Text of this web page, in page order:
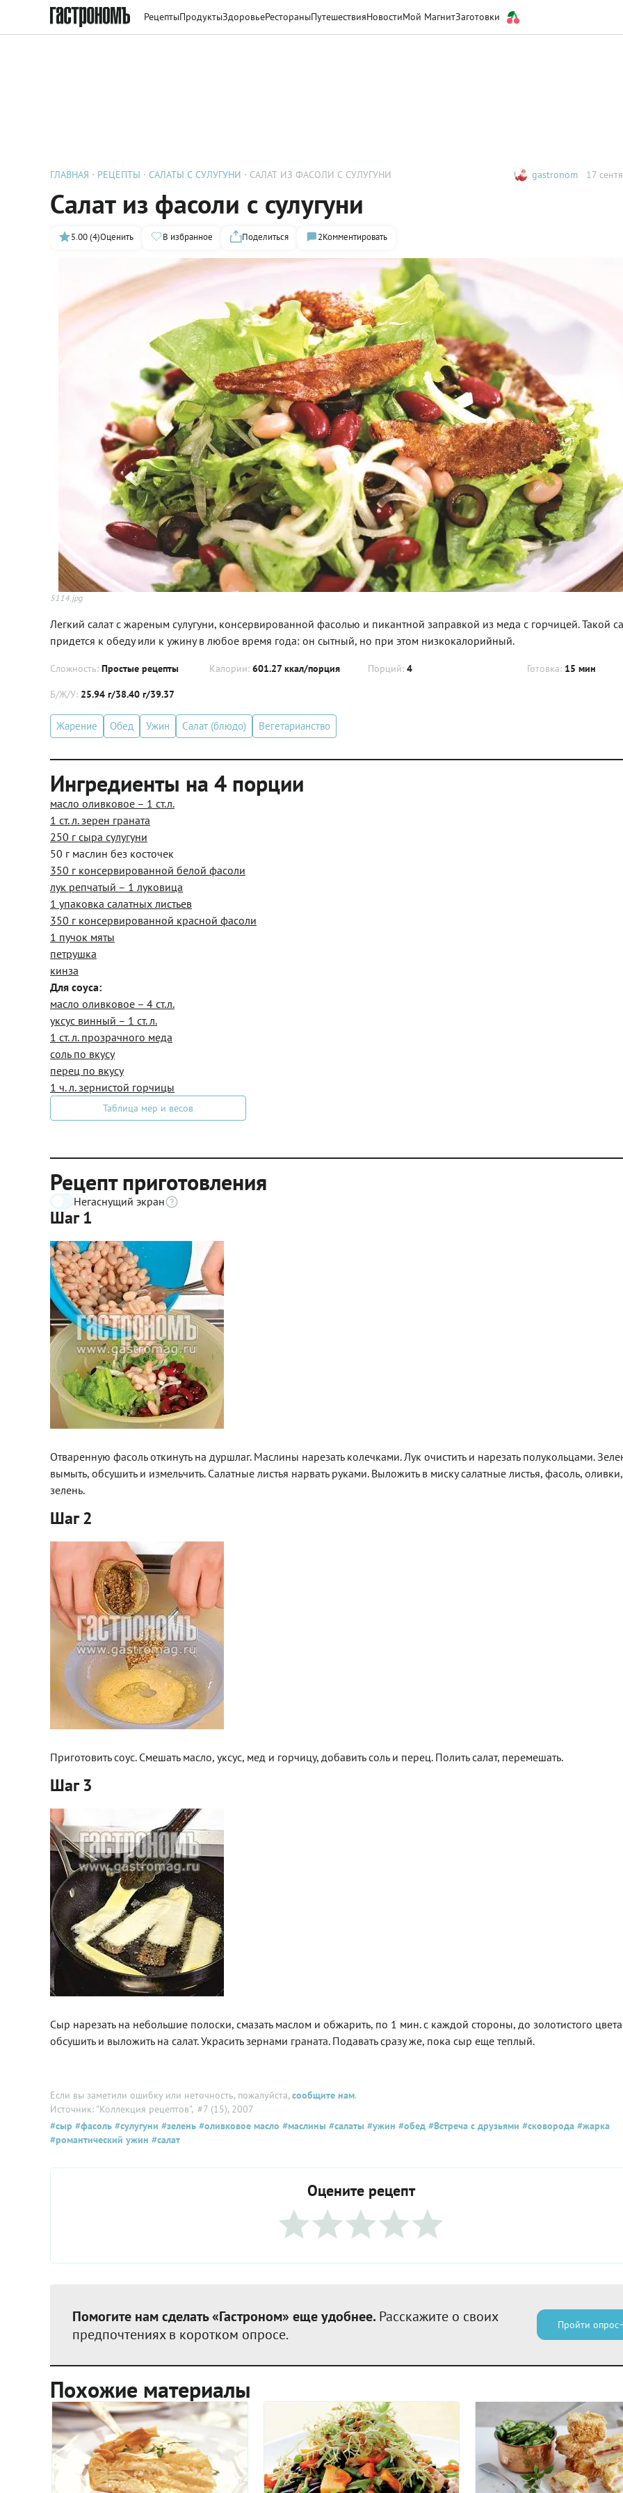
РецептыПродуктыЗдоровьеРестораныПутешествияНовостиМой МагнитЗаготовки
ГЛАВНАЯ РЕЦЕПТЫ САЛАТЫ С СУЛУГУНИ САЛАТ ИЗ ФАСОЛИ С СУЛУГУНИ gastronom 17
Салат из фасоли с сулугуни
5.00 (4)Оценить В избранное Поделиться 2Комментировать
5114.jpg
Легкий салат с жареным сулугуни, консервированной фасолью и пикантной заправкой из меда с горчицей. Такой
придется к обеду или к ужину в любое время года: он сытный, но при этом низкокалорийный.
Сложность: Простые рецепты Калории: 601.27 ккал/порция Порций: 4 Готовка: 15 мин
Б/Ж/У: 25.94 г/38.40 г/39.37
Жарение Обед Ужин Салат (блюдо) Вегетарианство
Ингредиенты на 4 порции
масло оливковое – 1 ст.л.
1 ст. л. зерен граната
250 г сыра сулугуни
50 г маслин без косточек
350 г консервированной белой фасоли
лук репчатый – 1 луковица
1 упаковка салатных листьев
350 г консервированной красной фасоли
1 пучок мяты
петрушка
кинза
Для соуса:
масло оливковое – 4 ст.л.
уксус винный – 1 ст. л.
1 ст. л. прозрачного меда
соль по вкусу
перец по вкусу
1 ч. л. зернистой горчицы
Таблица мер и весов
Рецепт приготовления
Негаснущий экран
Шаг 1
Отваренную фасоль откинуть на дуршлаг. Маслины нарезать колечками. Лук очистить и нарезать полукольцами.
вымыть, обсушить и измельчить. Салатные листья нарвать руками. Выложить в миску салатные листья, фасоль,
зелень.
Шаг 2
Приготовить соус. Смешать масло, уксус, мед и горчицу, добавить соль и перец. Полить салат, перемешать.
Шаг 3
Сыр нарезать на небольшие полоски, смазать маслом и обжарить, по 1 мин. с каждой стороны, до золотистого
обсушить и выложить на салат. Украсить зернами граната. Подавать сразу же, пока сыр еще теплый.
Если вы заметили ошибку или неточность, пожалуйста,сообщите нам.
Источник: "Коллекция рецептов", #7 (15), 2007
#сыр #фасоль #сулугуни #зелень #оливковое масло #маслины #салаты #ужин #обед #Встреча с друзьями #сковорода #жарка
#романтический ужин #салат
Оцените рецепт
Помогите нам сделать «Гастроном» еще удобнее. Расскажите о своих
предпочтениях в коротком опросе.
Пройти опрос
Похожие материалы